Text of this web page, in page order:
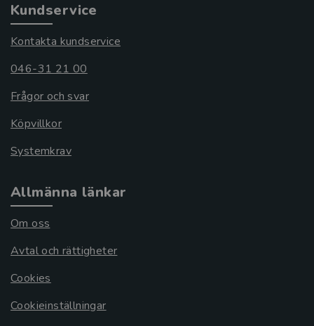
Kundservice
Kontakta kundservice
046-31 21 00
Frågor och svar
Köpvillkor
Systemkrav
Allmänna länkar
Om oss
Avtal och rättigheter
Cookies
Cookieinställningar